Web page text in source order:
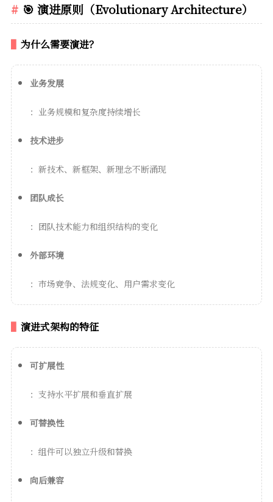
🎯 演进原则（Evolutionary Architecture）
为什么需要演进？
业务发展
：业务规模和复杂度持续增长
技术进步
：新技术、新框架、新理念不断涌现
团队成长
：团队技术能力和组织结构的变化
外部环境
：市场竞争、法规变化、用户需求变化
演进式架构的特征
可扩展性
：支持水平扩展和垂直扩展
可替换性
：组件可以独立升级和替换
向后兼容